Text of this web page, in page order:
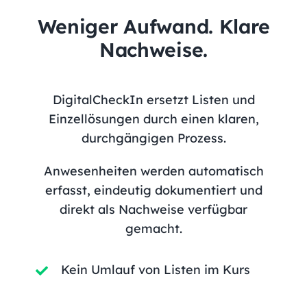
Weniger Aufwand. Klare
Nachweise.
DigitalCheckIn ersetzt Listen und
Einzellösungen durch einen klaren,
durchgängigen Prozess.
Anwesenheiten werden automatisch
erfasst, eindeutig dokumentiert und
direkt als Nachweise verfügbar
gemacht.
Kein Umlauf von Listen im Kurs